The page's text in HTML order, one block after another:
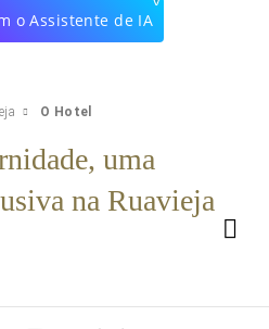
o Assistente de IA
O Hotel
uma
na Ruavieja